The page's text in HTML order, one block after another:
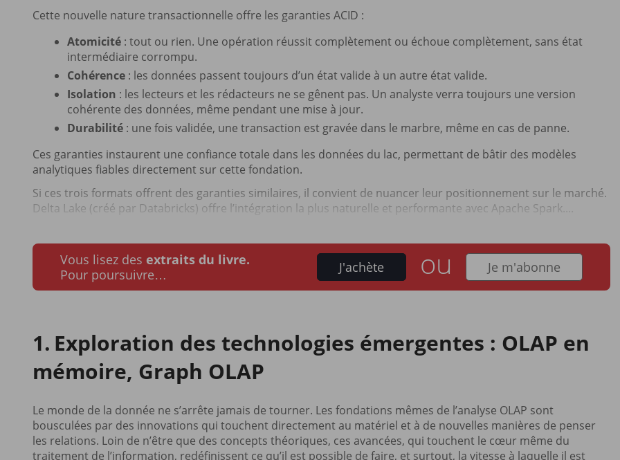
Cette nouvelle nature transactionnelle offre les garanties ACID :
Atomicité : tout ou rien. Une opération réussit complètement ou échoue complètement, sans état
intermédiaire corrompu.
Cohérence : les données passent toujours d’un état valide à un autre état valide.
Isolation : les lecteurs et les rédacteurs ne se gênent pas. Un analyste verra toujours une version
cohérente des données, même pendant une mise à jour.
Durabilité : une fois validée, une transaction est gravée dans le marbre, même en cas de panne.
Ces garanties instaurent une confiance totale dans les données du lac, permettant de bâtir des modèles
analytiques fiables directement sur cette fondation.
Si ces trois formats offrent des garanties similaires, il convient de nuancer leur positionnement sur le marché.
Delta Lake (créé par Databricks) offre l’intégration la plus naturelle et performante avec Apache Spark....
Vous lisez des extraits du livre.
Pour poursuivre…
J'achète ou Je m'abonne
Exploration des technologies émergentes : OLAP en
mémoire, Graph OLAP
Le monde de la donnée ne s’arrête jamais de tourner. Les fondations mêmes de l’analyse OLAP sont
bousculées par des innovations qui touchent directement au matériel et à de nouvelles manières de penser
les relations. Loin de n’être que des concepts théoriques, ces avancées, qui touchent le cœur même du
traitement de l’information, redéfinissent ce qu’il est possible de faire, et surtout, la vitesse à laquelle il est